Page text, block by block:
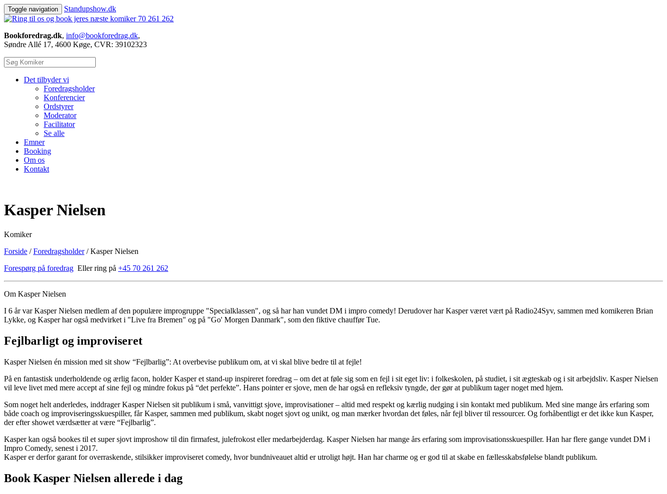
Toggle navigation Standupshow.dk
70 261 262
Bookforedrag.dk, info@bookforedrag.dk,
Søndre Allé 17, 4600 Køge, CVR: 39102323
Det tilbyder vi
Foredragsholder
Konferencier
Ordstyrer
Moderator
Facilitator
Se alle
Emner
Booking
Om os
Kontakt
Kasper Nielsen
Komiker
Forside /Foredragsholder/Kasper Nielsen
Forespørg på foredrag Eller ring på +45 70 261 262
Om Kasper Nielsen
I 6 år var Kasper Nielsen medlem af den populære improgruppe "Specialklassen", og så har han vundet DM i impro comedy! Derudover har Kasper været vært på Radio24Syv, sammen med komikeren Brian
Lykke, og Kasper har også medvirket i "Live fra Bremen" og på "Go' Morgen Danmark", som den fiktive chauffør Tue.
Fejlbarligt og improviseret
Kasper Nielsen én mission med sit show “Fejlbarlig”: At overbevise publikum om, at vi skal blive bedre til at fejle!
På en fantastisk underholdende og ærlig facon, holder Kasper et stand-up inspireret foredrag – om det at føle sig som en fejl i sit eget liv: i folkeskolen, på studiet, i sit ægteskab og i sit arbejdsliv. Kasper Nielsen
vil leve livet med mere accept af sine fejl og mindre fokus på “det perfekte”. Hans pointer er sjove, men de har også en refleksiv tyngde, der gør at publikum tager noget med hjem.
Som noget helt anderledes, inddrager Kasper Nielsen sit publikum i små, vanvittigt sjove, improvisationer – altid med respekt og kærlig nudging i sin kontakt med publikum. Med sine mange års erfaring som
både coach og improviseringsskuespiller, får Kasper, sammen med publikum, skabt noget sjovt og unikt, og man mærker hvordan det føles, når fejl bliver til ressourcer. Og forhåbentligt er det ikke kun Kasper,
der efter showet værdsætter at være “Fejlbarlig”.
Kasper kan også bookes til et super sjovt improshow til din firmafest, julefrokost eller medarbejderdag. Kasper Nielsen har mange års erfaring som improvisationsskuespiller. Han har flere gange vundet DM i
Impro Comedy, senest i 2017.
Kasper er derfor garant for overraskende, stilsikker improviseret comedy, hvor bundniveauet altid er utroligt højt. Han har charme og er god til at skabe en fællesskabsfølelse blandt publikum.
Book Kasper Nielsen allerede i dag